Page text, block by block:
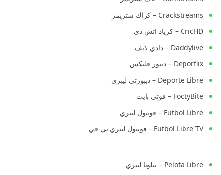
Crackstreams – كراك ستريمز
CricHD – كرياد اتش دي
Daddylive – دادي لايف
Deporflix – ديبور فليكس
Deporte Libre – ديبورتي ليبري
FootyBite – فوتي بايت
Futbol Libre – فوتبول ليبري
Futbol Libre TV – فوتبول ليبري تي في
Pelota Libre – بيلوتا ليبري